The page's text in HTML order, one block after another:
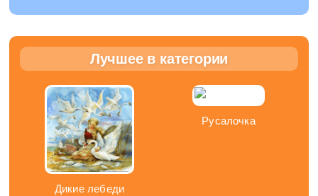
Лучшее в категории
Дикие лебеди
Русалочка